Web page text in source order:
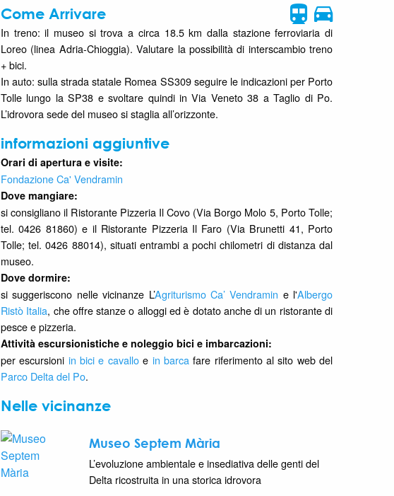
Come Arrivare
In treno: il museo si trova a circa 18.5 km dalla stazione ferroviaria di
Loreo (linea Adria-Chioggia). Valutare la possibilità di interscambio treno
+ bici.
In auto: sulla strada statale Romea SS309 seguire le indicazioni per Porto
Tolle lungo la SP38 e svoltare quindi in Via Veneto 38 a Taglio di Po.
L’idrovora sede del museo si staglia all’orizzonte.
informazioni aggiuntive
Orari di apertura e visite:
Fondazione Ca' Vendramin
Dove mangiare:
si consigliano il Ristorante Pizzeria Il Covo (Via Borgo Molo 5, Porto Tolle;
tel. 0426 81860) e il Ristorante Pizzeria Il Faro (Via Brunetti 41, Porto
Tolle; tel. 0426 88014), situati entrambi a pochi chilometri di distanza dal
museo.
Dove dormire:
si suggeriscono nelle vicinanze L’Agriturismo Ca’ Vendramin e l'Albergo
Ristò Italia, che offre stanze o alloggi ed è dotato anche di un ristorante di
pesce e pizzeria.
Attività escursionistiche e noleggio bici e imbarcazioni:
per escursioni in bici e cavalloe in barcafare riferimento al sito web del
Parco Delta del Po.
Nelle vicinanze
Museo Septem Mària
L’evoluzione ambientale e insediativa delle genti del
Delta ricostruita in una storica idrovora